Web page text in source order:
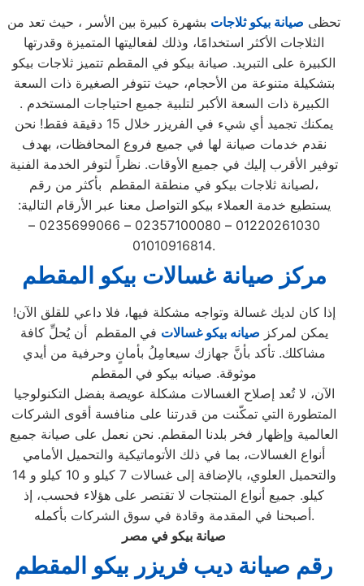
تحظى صيانة بيكو ثلاجات بشهرة كبيرة بين الأسر ، حيث تعد من
الثلاجات الأكثر استخدامًا، وذلك لفعاليتها المتميزة وقدرتها
الكبيرة على التبريد. صيانة بيكو في المقطم تتميز ثلاجات بيكو
بتشكيلة متنوعة من الأحجام، حيث تتوفر الصغيرة ذات السعة
الكبيرة ذات السعة الأكبر لتلبية جميع احتياجات المستخدم .
يمكنك تجميد أي شيء في الفريزر خلال 15 دقيقة فقط! نحن
نقدم خدمات صيانة لها في جميع فروع المحافظات، بهدف
توفير الأقرب إليك في جميع الأوقات. نظراً لتوفر الخدمة الفنية
لصيانة ثلاجات بيكو في منطقة المقطم بأكثر من رقم،
يستطيع خدمة العملاء بيكو التواصل معنا عبر الأرقام التالية:
01220261030 – 02357100080 – 0235699066 –
01010916814.
مركز صيانة غسالات بيكو المقطم
إذا كان لديك غسالة وتواجه مشكلة فيها، فلا داعي للقلق الآن!
يمكن لمركز صيانه بيكو غسالات في المقطم أن يُحلِّ كافة
مشاكلك. تأكد بأنَّ جهازك سيعامِلُ بأمانٍ وحرفية من أيدي
موثوقة. صيانه بيكو في المقطم
الآن، لا تُعد إصلاح الغسالات مشكلة عويصة بفضل التكنولوجيا
المتطورة التي تمكّنت من قدرتنا على منافسة أقوى الشركات
العالمية وإظهار فخر بلدنا المقطم. نحن نعمل على صيانة جميع
أنواع الغسالات، بما في ذلك الأتوماتيكية والتحميل الأمامي
والتحميل العلوي، بالإضافة إلى غسالات 7 كيلو و 10 كيلو و 14
كيلو. جميع أنواع المنتجات لا تقتصر على هؤلاء فحسب، إذ
أصبحنا في المقدمة وقادة في سوق الشركات بأكمله.
صيانة بيكو في مصر
رقم صيانة ديب فريزر بيكو المقطم